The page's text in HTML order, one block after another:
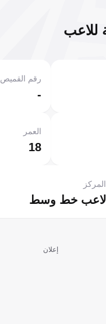
للاعب
-
رقم القميص
18
العمر
لاعب خط وسط
المركز
إعلان